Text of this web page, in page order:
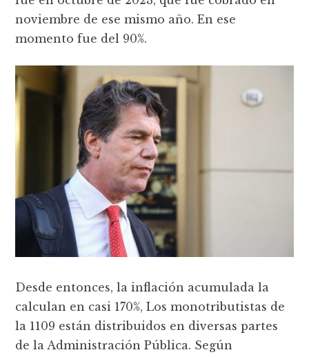
noviembre de ese mismo año. En ese
momento fue del 90%.
Desde entonces, la inflación acumulada la
calculan en casi 170%, Los monotributistas de
la 1109 están distribuidos en diversas partes
de la Administración Pública. Según